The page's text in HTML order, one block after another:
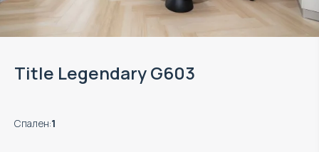
Title Legendary G603
Спален:1